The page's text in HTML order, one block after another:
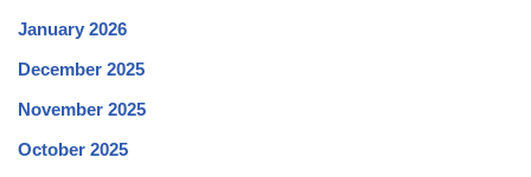
January 2026
December 2025
November 2025
October 2025